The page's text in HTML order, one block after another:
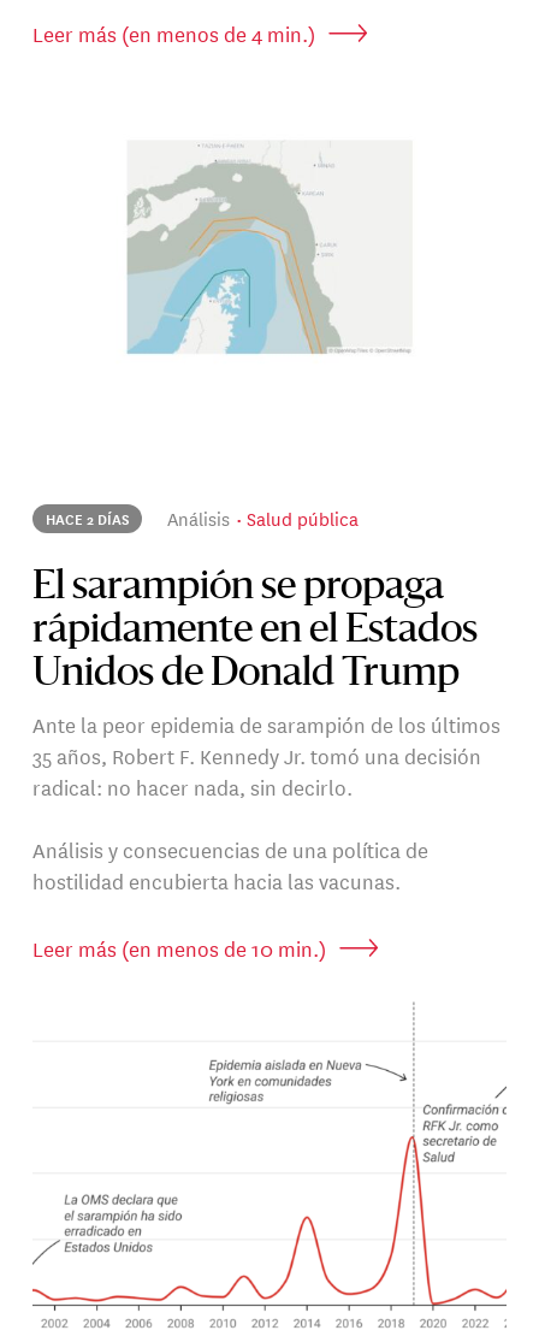
Leer más (en menos de 4 min.)
HACE 2 DÍAS Análisis Salud pública
El sarampión se propaga
rápidamente en el Estados
Unidos de Donald Trump
Ante la peor epidemia de sarampión de los últimos
35 años, Robert F. Kennedy Jr. tomó una decisión
radical: no hacer nada, sin decirlo.
Análisis y consecuencias de una política de
hostilidad encubierta hacia las vacunas.
Leer más (en menos de 10 min.)